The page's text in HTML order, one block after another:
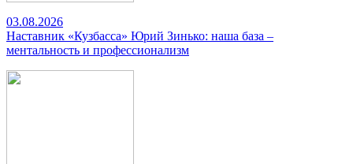
03.08.2026
Наставник «Кузбасса» Юрий Зинько: наша база –
ментальность и профессионализм